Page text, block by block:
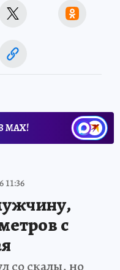
МАХ!
11:36
с
со скалы, но